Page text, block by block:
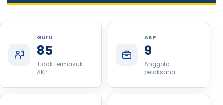
Data Semasa KiSTARP
Guru
85
Tidak termasuk
AKP
AKP
9
Anggota
pelaksana